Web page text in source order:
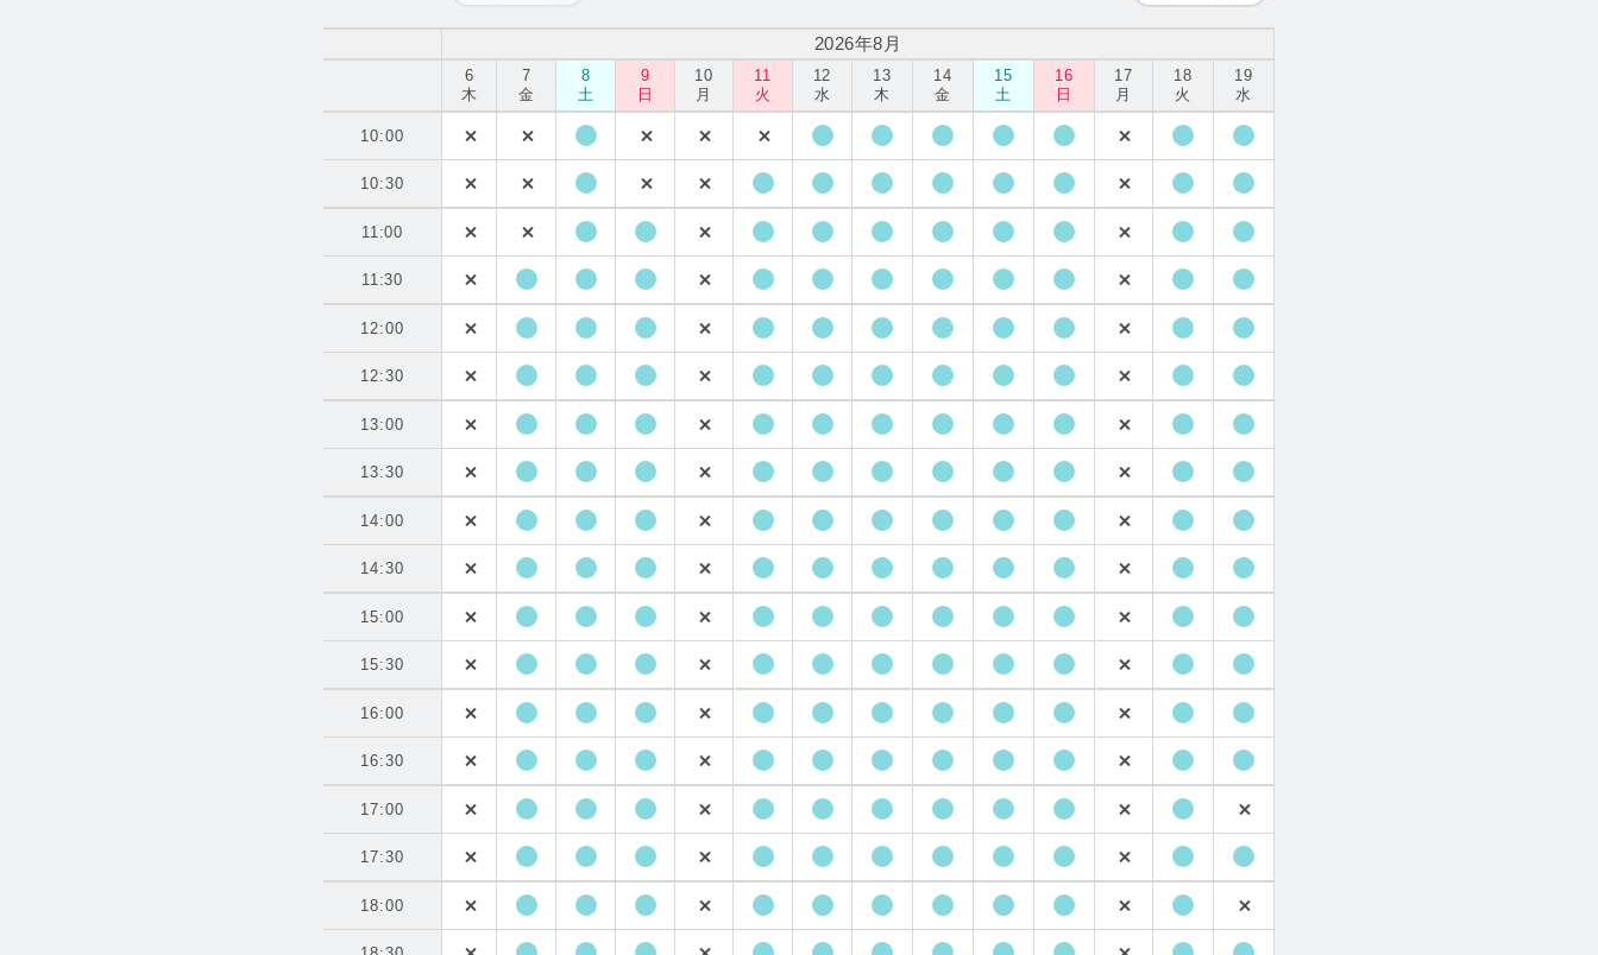
2026年8月
6
木
7
金
8
土
9
日
10
月
11
火
12
水
13
木
14
金
15
土
16
日
17
月
18
火
19
水
10:00
10:30
11:00
11:30
12:00
12:30
13:00
13:30
14:00
14:30
15:00
15:30
16:00
16:30
17:00
17:30
18:00